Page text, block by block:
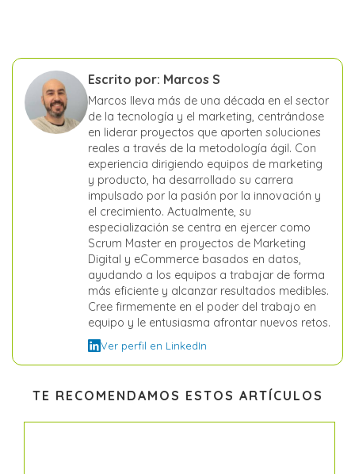
Escrito por: Marcos S
Marcos lleva más de una década en el sector
de la tecnología y el marketing, centrándose
en liderar proyectos que aporten soluciones
reales a través de la metodología ágil. Con
experiencia dirigiendo equipos de marketing
y producto, ha desarrollado su carrera
impulsado por la pasión por la innovación y
el crecimiento. Actualmente, su
especialización se centra en ejercer como
Scrum Master en proyectos de Marketing
Digital y eCommerce basados en datos,
ayudando a los equipos a trabajar de forma
más eficiente y alcanzar resultados medibles.
Cree firmemente en el poder del trabajo en
equipo y le entusiasma afrontar nuevos retos.
Ver perfil en LinkedIn
TE RECOMENDAMOS ESTOS ARTÍCULOS